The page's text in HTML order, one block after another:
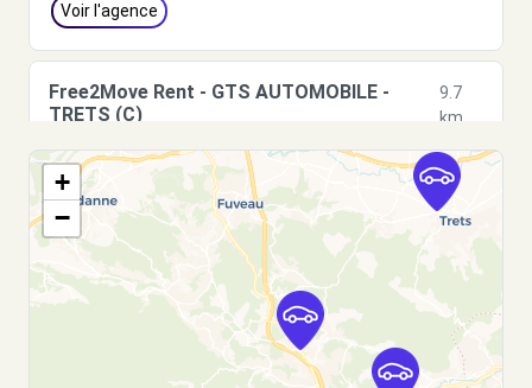
Voir l'agence
Free2Move Rent - GTS AUTOMOBILE -
TRETS (C)
9.7
km
AVENUE DE GARDANNE
TRETS, 13530
Free2move Rent - S&You - AUBAGNE (P)
10.2 km
250 ROUTE DE LA CIOTAT
AUBAGNE, FR-13, 13400
+
−